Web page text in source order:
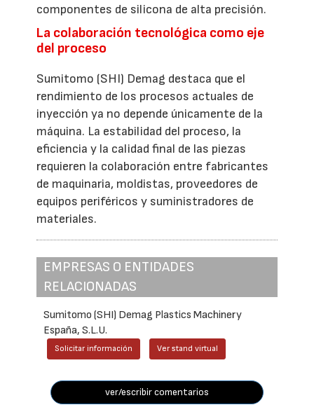
componentes de silicona de alta precisión.
La colaboración tecnológica como eje
del proceso
Sumitomo (SHI) Demag destaca que el
rendimiento de los procesos actuales de
inyección ya no depende únicamente de la
máquina. La estabilidad del proceso, la
eficiencia y la calidad final de las piezas
requieren la colaboración entre fabricantes
de maquinaria, moldistas, proveedores de
equipos periféricos y suministradores de
materiales.
EMPRESAS O ENTIDADES
RELACIONADAS
Sumitomo (SHI) Demag Plastics Machinery
España, S.L.U.
Solicitar información Ver stand virtual
ver/escribir comentarios